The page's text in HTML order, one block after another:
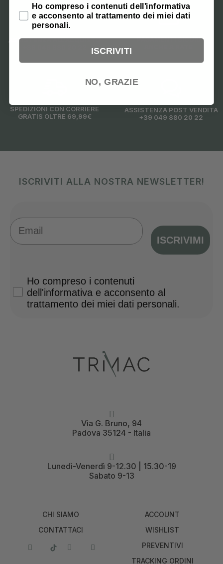
ASSISTENZA ALL'ACQUISTO
PAGAMENTI SICURI
SPEDIZIONI CON CORRIERE
GRATIS OLTRE 69,99€
ASSISTENZA POST VENDITA
+39 049 880 20 22
ISCRIVITI ALLA NOSTRA NEWSLETTER!
Email
ISCRIVIMI
Privacy Policy
Ho compreso i contenuti
dell'informativa e acconsento al
trattamento dei miei dati personali.
Via G. Bruno, 94
Padova 35124 - Italia
Lunedì-Venerdì 9-12.30 | 15.30-19
Sabato 9-13
CHI SIAMO
CONTATTACI
ACCOUNT
WISHLIST
PREVENTIVI
TRACKING ORDINI
Privacy Policy
Ho compreso i contenuti dell'informativa
e acconsento al trattamento dei miei dati
personali.
ISCRIVITI
NO, GRAZIE